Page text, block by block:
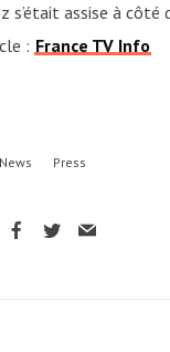
s’était assise à
: France TV Info
News Press